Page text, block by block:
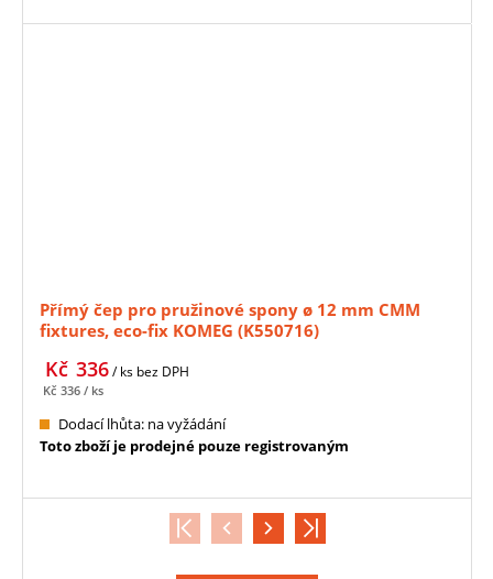
Přímý čep pro pružinové spony ø 12 mm CMM
fixtures, eco-fix KOMEG (K550716)
336
Kč / ks bez DPH
336
Kč / ks
Dodací lhůta: na vyžádání
Toto zboží je prodejné pouze registrovaným